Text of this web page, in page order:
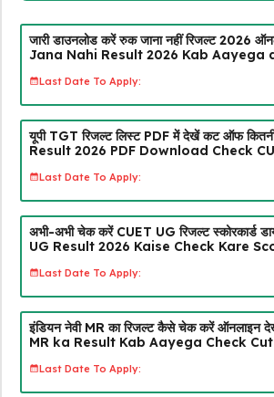
जारी डाउनलोड करें रुक जाना नहीं रिजल्ट 2026
Jana Nahi Result 2026 Kab Aayega
Last Date To Apply:
यूपी TGT रिजल्ट लिस्ट PDF में देखें कट ऑफ
Result 2026 PDF Download Check
Last Date To Apply:
अभी-अभी चेक करें CUET UG रिजल्ट स्कोरकार्ड
UG Result 2026 Kaise Check Kare
Last Date To Apply:
इंडियन नेवी MR का रिजल्ट कैसे चेक करें
MR ka Result Kab Aayega Check
Last Date To Apply: